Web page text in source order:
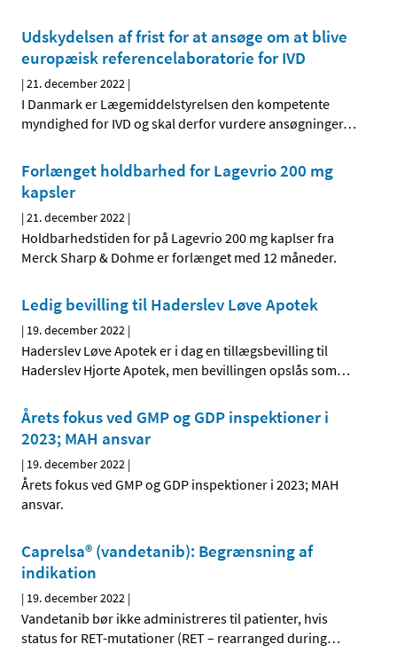
Udskydelsen af frist for at ansøge om at blive
europæisk referencelaboratorie for IVD
|21. december 2022 |
I Danmark er Lægemiddelstyrelsen den kompetente
myndighed for IVD og skal derfor vurdere ansøgninger…
Forlænget holdbarhed for Lagevrio 200 mg
kapsler
|21. december 2022 |
Holdbarhedstiden for på Lagevrio 200 mg kaplser fra
Merck Sharp & Dohme er forlænget med 12 måneder.
Ledig bevilling til Haderslev Løve Apotek
| 19. december 2022 |
Haderslev Løve Apotek er i dag en tillægsbevilling til
Haderslev Hjorte Apotek, men bevillingen opslås som…
Årets fokus ved GMP og GDP inspektioner i
2023; MAH ansvar
| 19. december 2022 |
Årets fokus ved GMP og GDP inspektioner i 2023; MAH
ansvar.
Caprelsa® (vandetanib): Begrænsning af
indikation
| 19. december 2022 |
Vandetanib bør ikke administreres til patienter, hvis
status for RET-mutationer (RET – rearranged during…